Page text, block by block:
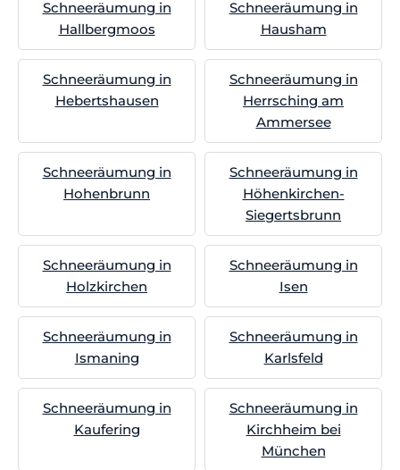
Schneeräumung in
Hallbergmoos
Schneeräumung in
Hausham
Schneeräumung in
Hebertshausen
Schneeräumung in
Herrsching am
Ammersee
Schneeräumung in
Hohenbrunn
Schneeräumung in
Höhenkirchen-
Siegertsbrunn
Schneeräumung in
Holzkirchen
Schneeräumung in
Isen
Schneeräumung in
Ismaning
Schneeräumung in
Karlsfeld
Schneeräumung in
Kaufering
Schneeräumung in
Kirchheim bei
München